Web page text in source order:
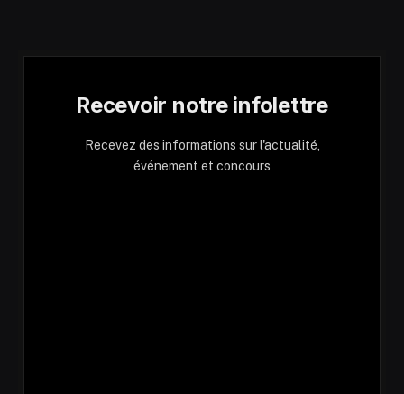
Recevoir notre infolettre
Recevez des informations sur l'actualité,
événement et concours